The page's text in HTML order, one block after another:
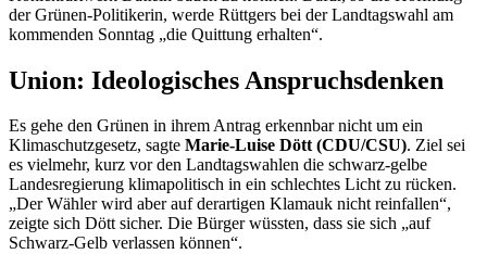
der Grünen-Politikerin, werde Rüttgers bei der Landtagswahl am
kommenden Sonntag „die Quittung erhalten“.
Union: Ideologisches Anspruchsdenken
Es gehe den Grünen in ihrem Antrag erkennbar nicht um ein
Klimaschutzgesetz, sagte Marie-Luise Dött (CDU/CSU). Ziel sei
es vielmehr, kurz vor den Landtagswahlen die schwarz-gelbe
Landesregierung klimapolitisch in ein schlechtes Licht zu rücken.
„Der Wähler wird aber auf derartigen Klamauk nicht reinfallen“,
zeigte sich Dött sicher. Die Bürger wüssten, dass sie sich „auf
Schwarz-Gelb verlassen können“.